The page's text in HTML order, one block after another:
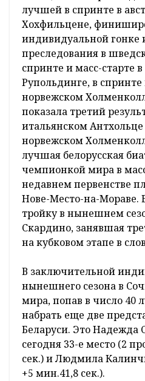
лучшей в спринте в
Хохфильцене,
индивидуальной гонке
преследования в
спринте и масс-старте
Рупольдинге, в
норвежском
показала третий
итальянском Антхольце
норвежском
лучшая белорусская
чемпионкой мира в
недавнем первенстве
Нове-Место-на-Мораве.
тройку в нынешнем
Скардино, занявшая
на кубковом этапе в
В заключительной
нынешнего сезона в
мира, попав в число 40
набрать еще две
Беларуси. Это Надежда
сегодня 33-е место (2
сек.) и Людмила
+5 мин.41,8 сек.).